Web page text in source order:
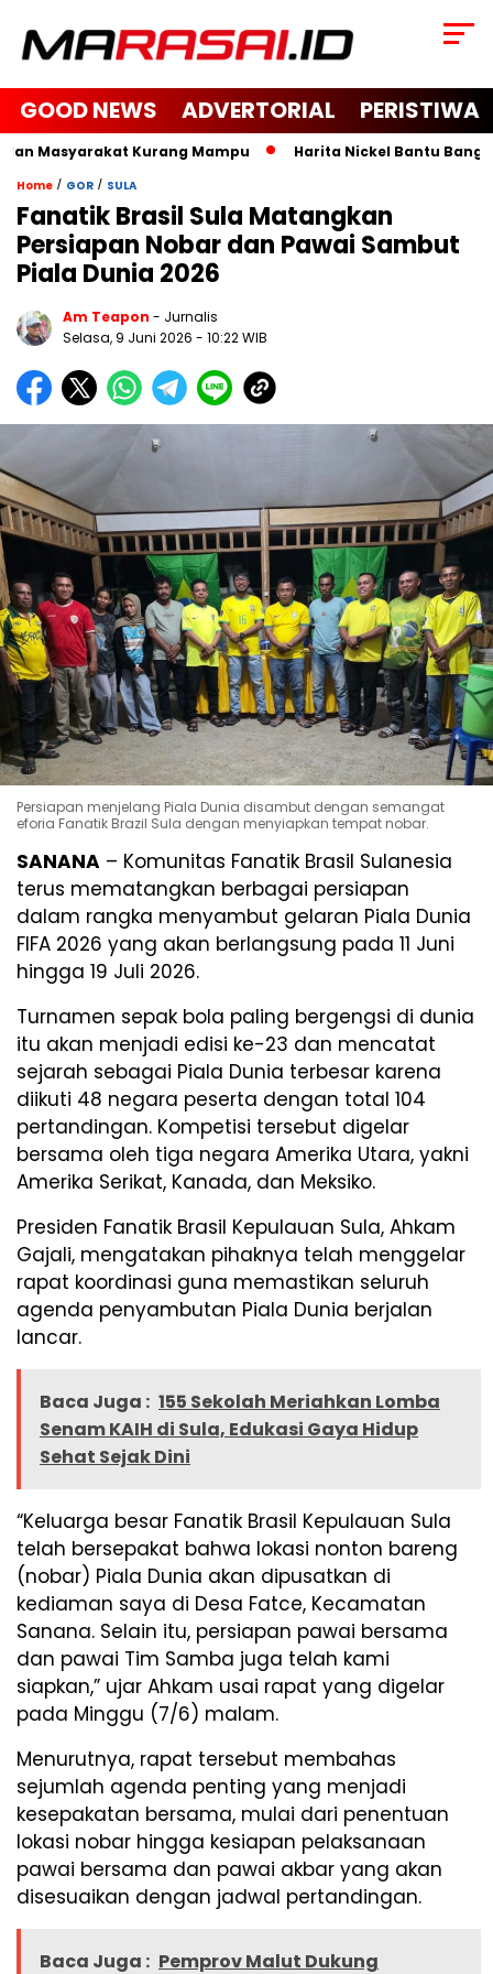
GOOD NEWS ADVERTORIAL PERISTIWA
Masyarakat Kurang Mampu Harita Nickel Bantu Bangun
Home / GOR / SULA
Fanatik Brasil Sula Matangkan
Persiapan Nobar dan Pawai Sambut
Piala Dunia 2026
Am Teapon - Jurnalis
Selasa, 9 Juni 2026 - 10:22 WIB
Persiapan menjelang Piala Dunia disambut dengan semangat
eforia Fanatik Brazil Sula dengan menyiapkan tempat nobar.
SANANA – Komunitas Fanatik Brasil Sulanesia
terus mematangkan berbagai persiapan
dalam rangka menyambut gelaran Piala Dunia
FIFA 2026 yang akan berlangsung pada 11 Juni
hingga 19 Juli 2026.
Turnamen sepak bola paling bergengsi di dunia
itu akan menjadi edisi ke-23 dan mencatat
sejarah sebagai Piala Dunia terbesar karena
diikuti 48 negara peserta dengan total 104
pertandingan. Kompetisi tersebut digelar
bersama oleh tiga negara Amerika Utara, yakni
Amerika Serikat, Kanada, dan Meksiko.
Presiden Fanatik Brasil Kepulauan Sula, Ahkam
Gajali, mengatakan pihaknya telah menggelar
rapat koordinasi guna memastikan seluruh
agenda penyambutan Piala Dunia berjalan
lancar.
Baca Juga : 155 Sekolah Meriahkan Lomba
Senam KAIH di Sula, Edukasi Gaya Hidup
Sehat Sejak Dini
“Keluarga besar Fanatik Brasil Kepulauan Sula
telah bersepakat bahwa lokasi nonton bareng
(nobar) Piala Dunia akan dipusatkan di
kediaman saya di Desa Fatce, Kecamatan
Sanana. Selain itu, persiapan pawai bersama
dan pawai Tim Samba juga telah kami
siapkan,” ujar Ahkam usai rapat yang digelar
pada Minggu (7/6) malam.
Menurutnya, rapat tersebut membahas
sejumlah agenda penting yang menjadi
kesepakatan bersama, mulai dari penentuan
lokasi nobar hingga kesiapan pelaksanaan
pawai bersama dan pawai akbar yang akan
disesuaikan dengan jadwal pertandingan.
Baca Juga : Pemprov Malut Dukung